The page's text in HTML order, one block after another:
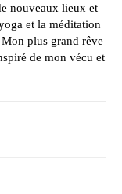
nouveaux lieux et
et la méditation
plus grand rêve
de mon vécu et